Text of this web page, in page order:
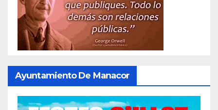
Ayuntamiento De Manacor